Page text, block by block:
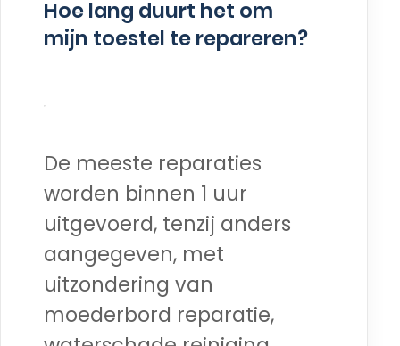
Hoe lang duurt het om
mijn toestel te repareren?
De meeste reparaties
worden binnen 1 uur
uitgevoerd, tenzij anders
aangegeven, met
uitzondering van
moederbord reparatie,